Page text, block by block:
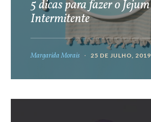
5 dicas para fazer o Jejum
Intermitente
Margarida Morais 25 DE JULHO, 2019